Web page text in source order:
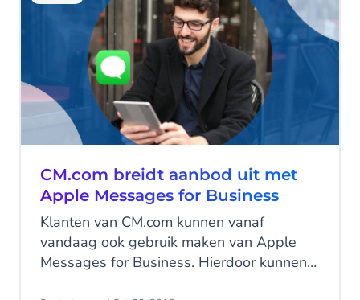
CM.com breidt aanbod uit met
Apple Messages for Business
Klanten van CM.com kunnen vanaf
vandaag ook gebruik maken van Apple
Messages for Business. Hierdoor kunnen